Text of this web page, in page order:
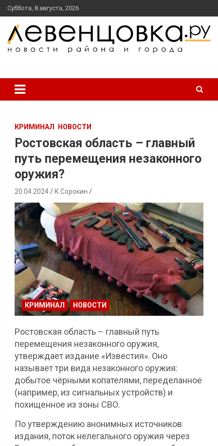
перейти
к
содержанию
Суббота, 8 августа, 2026
КРИМИНАЛ НОВОСТИ
Ростовская область – главный
путь перемещения незаконного
оружия?
20.04.2024 К.Сорокин
КРИМИНАЛ НОВОСТИ
Ростовская область – главный путь
перемещения незаконного оружия,
утверждает издание «Известия». Оно
называет три вида незаконного оружия:
добытое чёрными копателями, переделанное
(например, из сигнальных устройств) и
похищенное из зоны СВО.
По утверждению анонимных источников
издания, поток нелегального оружия через